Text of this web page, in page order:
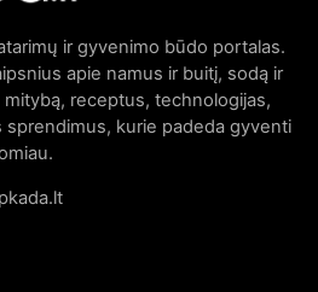
ir gyvenimo būdo portalas.
apie namus ir buitį, sodą ir
receptus, technologijas,
kurie padeda gyventi